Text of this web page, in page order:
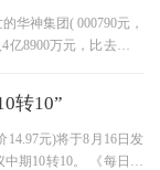
华神集团( 000790元，
8900万元，比去年同
转10”
14.97元)将于8月16日发
期10转10。 《每日经